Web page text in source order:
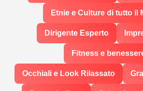
Etnie e Culture di tutto il
Dirigente Esperto
Fitness e
Occhiali e Look Rilassato